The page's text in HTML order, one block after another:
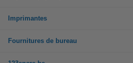
Imprimantes
Fournitures de bureau